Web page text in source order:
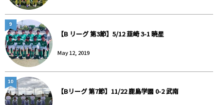
【B リーグ 第3節】5/12 韮崎 3-1 暁星
May 12, 2019
9
【Bリーグ 第7節】11/22 鹿島学園 0-2 武南
10